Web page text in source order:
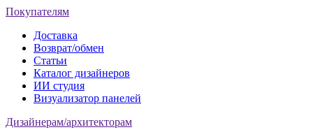
Покупателям
Доставка
Возврат/обмен
Статьи
Каталог дизайнеров
ИИ студия
Визуализатор панелей
Дизайнерам/архитекторам